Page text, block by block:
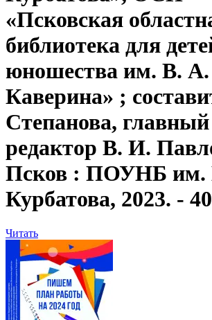
«Псковская
библиотека для
юношества им. В. А.
Каверина» ;
Степанова, главный
редактор В. И.
Псков : ПОУНБ им.
Курбатова, 2023. -
Читать